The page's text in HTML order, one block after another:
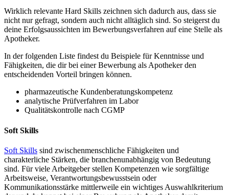
Wirklich relevante Hard Skills zeichnen sich dadurch aus, dass sie
nicht nur gefragt, sondern auch nicht alltäglich sind. So steigerst du
deine Erfolgsaussichten im Bewerbungsverfahren auf eine Stelle als
Apotheker.
In der folgenden Liste findest du Beispiele für Kenntnisse und
Fähigkeiten, die dir bei einer Bewerbung als Apotheker den
entscheidenden Vorteil bringen können.
pharmazeutische Kundenberatungskompetenz
analytische Prüfverfahren im Labor
Qualitätskontrolle nach CGMP
Soft Skills
Soft Skills sind zwischenmenschliche Fähigkeiten und
charakterliche Stärken, die branchenunabhängig von Bedeutung
sind. Für viele Arbeitgeber stellen Kompetenzen wie sorgfältige
Arbeitsweise, Verantwortungsbewusstsein oder
Kommunikationsstärke mittlerweile ein wichtiges Auswahlkriterium